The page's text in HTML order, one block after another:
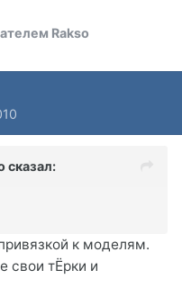
Rakso
сказал:
к моделям.
свои тЁрки и